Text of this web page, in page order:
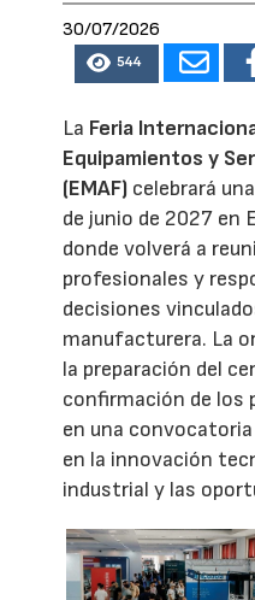
30/07/2026
544
La Feria
Equipamientos y
(EMAF) celebrará
de junio de 2027 en
donde volverá a
profesionales y
decisiones
manufacturera. La
la preparación del
confirmación de los
en una
en la innovación
industrial y las